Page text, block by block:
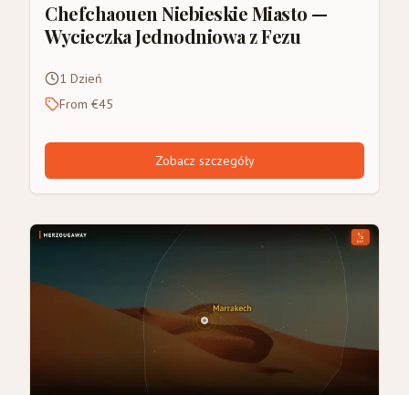
Chefchaouen Niebieskie Miasto —
Wycieczka Jednodniowa z Fezu
1 Dzień
From €45
Zobacz szczegóły